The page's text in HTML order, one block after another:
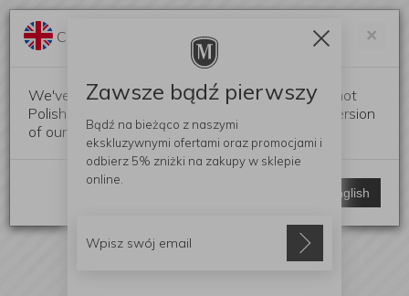
×
Change language?
We've detected that your browser language is not
Polish. Would you like to switch to the English version
of our website?
Switch to English
Zawsze bądź pierwszy
Bądź na bieżąco z naszymi
ekskluzywnymi ofertami oraz promocjami i
odbierz 5% zniżki na zakupy w sklepie
online.